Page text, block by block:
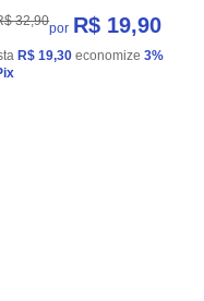
32,90por R$ 19,90
R$ 19,30 economize 3%